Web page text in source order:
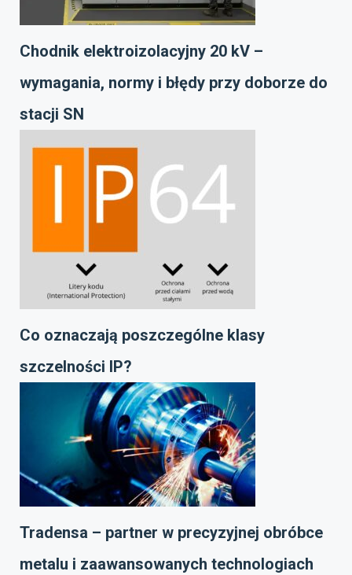
Chodnik elektroizolacyjny 20 kV –
wymagania, normy i błędy przy doborze do
stacji SN
Co oznaczają poszczególne klasy
szczelności IP?
Tradensa – partner w precyzyjnej obróbce
metalu i zaawansowanych technologiach